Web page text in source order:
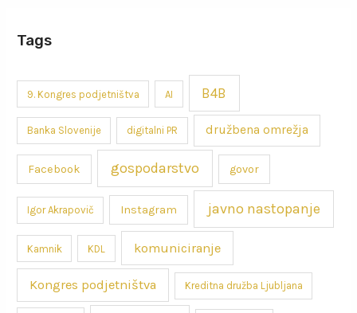
Tags
9. Kongres podjetništva AI B4B
Banka Slovenije digitalni PR družbena omrežja
Facebook gospodarstvo govor
Igor Akrapovič Instagram javno nastopanje
Kamnik KDL komuniciranje
Kongres podjetništva Kreditna družba Ljubljana